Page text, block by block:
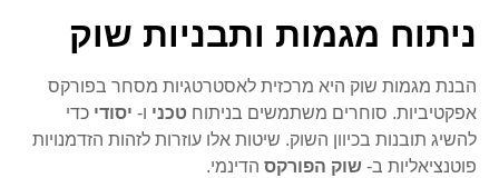
ניתוח מגמות ותבניות שוק
הבנת מגמות שוק היא מרכזית לאסטרטגיות מסחר בפורקס
אפקטיביות. סוחרים משתמשים בניתוח טכני ו- יסודי כדי
להשיג תובנות בכיוון השוק. שיטות אלו עוזרות לזהות הזדמנויות
פוטנציאליות ב- שוק הפורקס הדינמי.